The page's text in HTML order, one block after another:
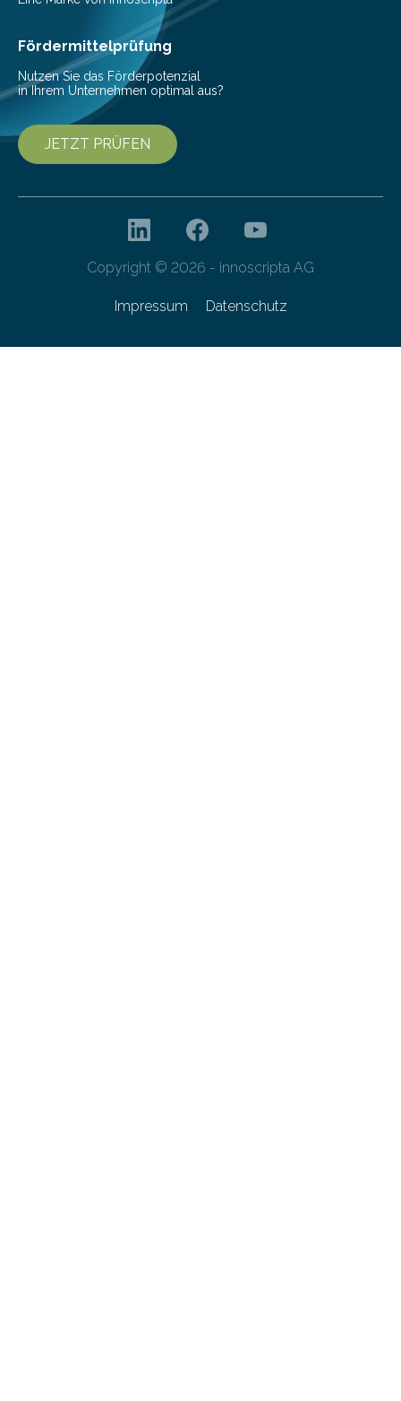
höherem Lebensalter mit vielen
Krankenhausaufenthalten verbunden. „Mit Hilfe digitaler
Technologien…
Fördermittelprüfung
Nutzen Sie das Förderpotenzial
in Ihrem Unternehmen optimal aus?
JETZT PRÜFEN
Copyright © 2026 - innoscripta AG
Impressum Datenschutz